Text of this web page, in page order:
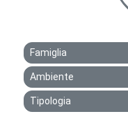
Famiglia
Ambiente
Tipologia